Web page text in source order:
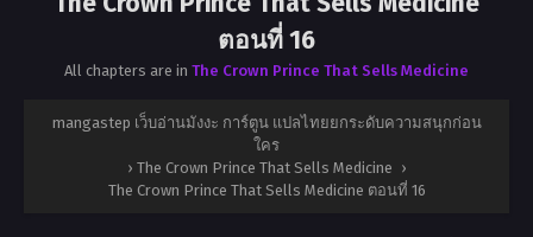
ตอนที่ 16
All chapters are in The Crown Prince That Sells Medicine
mangastep เว็บอ่านมังงะ การ์ตูน แปลไทยยกระดับความสนุกก่อน
ใคร
› The Crown Prince That Sells Medicine ›
The Crown Prince That Sells Medicine ตอนที่ 16